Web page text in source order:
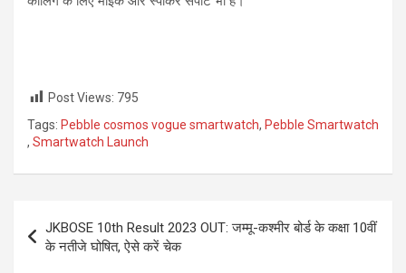
Post Views: 795
Tags: Pebble cosmos vogue smartwatch, Pebble Smartwatch
, Smartwatch Launch
navigation
JKBOSE 10th Result 2023 OUT: जम्मू-कश्मीर बोर्ड के कक्षा 10वीं
के नतीजे घोषित, ऐसे करें चेक